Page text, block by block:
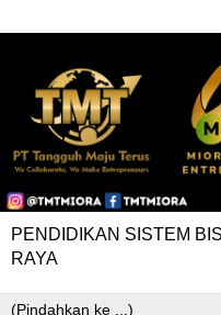
PENDIDIKAN SISTEM
RAYA